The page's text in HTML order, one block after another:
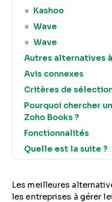
Kashoo
Wave
Wave
Autres alternatives
Avis connexes
Critères de
Pourquoi chercher
Zoho Books ?
Fonctionnalités
Quelle est la suite ?
Les meilleures
les entreprises à gérer